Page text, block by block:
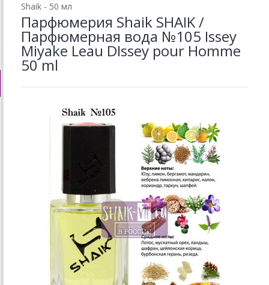
Shaik - 50 мл
Парфюмерия Shaik SHAIK /
Парфюмерная вода №105 Issey
Miyake Leau DIssey pour Homme
50 ml